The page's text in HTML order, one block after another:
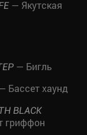
— Якутская
— Бигль
Бассет хаунд
BLACK
гриффон